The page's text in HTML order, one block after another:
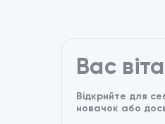
Вас
Відкрийте для
новачок або